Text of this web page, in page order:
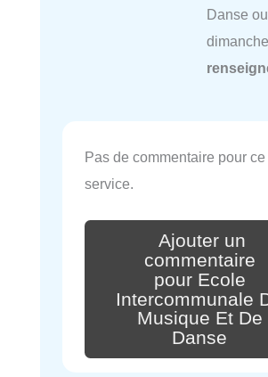
Danse
Pas de commentaire pour ce
service.
Ajouter un
commentaire
pour Ecole
Intercommunale
Musique Et De
Danse